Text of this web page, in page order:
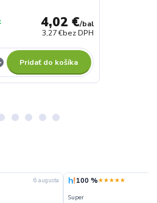
4,02 €/bal
3,27 €bez DPH
Pridať do košíka
6. augusta 100 %★★★★★
Super